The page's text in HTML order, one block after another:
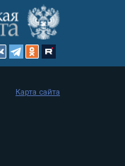
Карта сайта